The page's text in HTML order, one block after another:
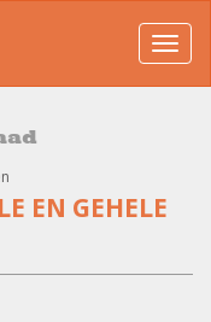
EN GEHELE